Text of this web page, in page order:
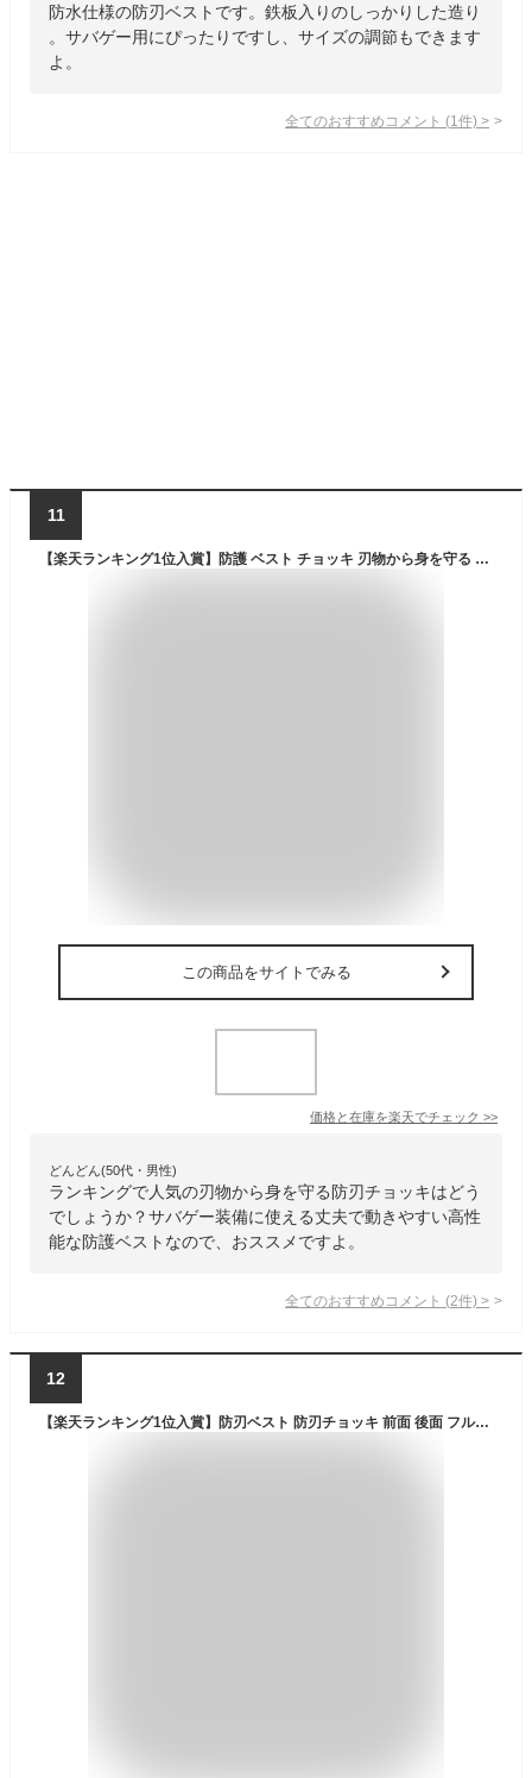
防水仕様の防刃ベストです。鉄板入りのしっかりした造り
。サバゲー用にぴったりですし、サイズの調節もできます
よ。
全てのおすすめコメント (1 件) >
11
【楽天ランキング1位入賞】防護 ベスト チョッキ 刃物から身を守る 防刃チョッキ 防刃ベスト フリーサイズ (ブラック)
この商品をサイトでみる
価格と在庫を楽天でチェック >>
どんどん(50代・男性)
ランキングで人気の刃物から身を守る防刃チョッキはどう
でしょうか？サバゲー装備に使える丈夫で動きやすい高性
能な防護ベストなので、おススメですよ。
全てのおすすめコメント (2件) >
12
【楽天ランキング1位入賞】防刃ベスト 防刃チョッキ 前面 後面 フルカバー フリーサイズ 暴漢 対策 警備 警護 護身